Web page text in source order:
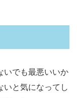
いでも最悪いいか
いと気になってし